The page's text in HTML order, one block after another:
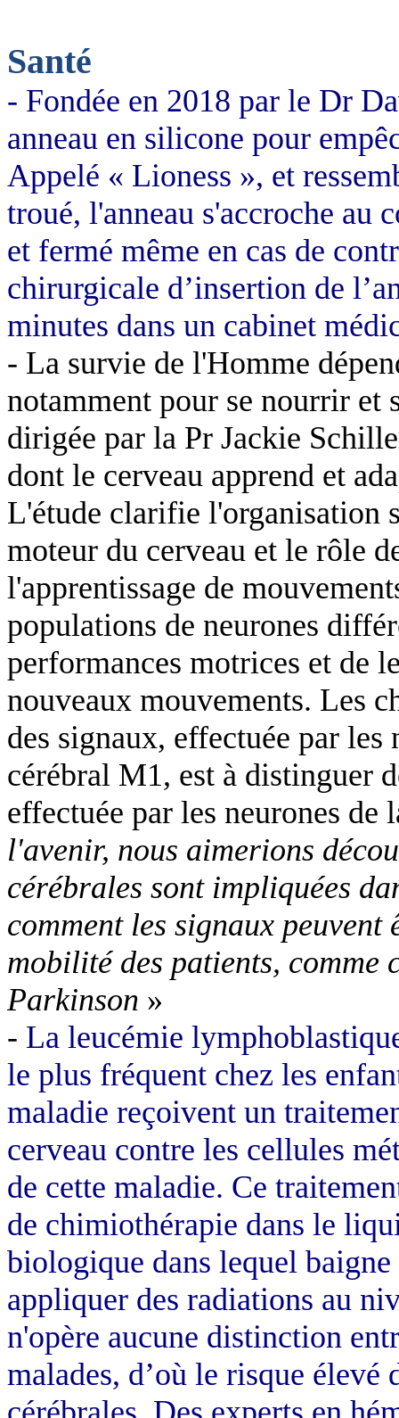
Santé
- Fondée en 2018 par le Dr
anneau en silicone pour
Appelé « Lioness », et
troué, l'anneau s'accroche au
et fermé même en cas de
chirurgicale d’insertion de
minutes dans un cabinet
- La survie de l'Homme
notamment pour se nourrir et
dirigée par la Pr Jackie
dont le cerveau apprend et
L'étude clarifie l'organisation
moteur du cerveau et le rôle
l'apprentissage de
populations de neurones
performances motrices et de
nouveaux mouvements. Les
des signaux, effectuée par
cérébral M1, est à distinguer
effectuée par les neurones
l'avenir, nous aimerions
cérébrales sont impliquées
comment les signaux
mobilité des patients, comme
Parkinson »
- La leucémie
le plus fréquent chez les
maladie reçoivent un
cerveau contre les cellules
de cette maladie. Ce
de chimiothérapie dans le
biologique dans lequel
appliquer des radiations au
n'opère aucune distinction
malades, d’où le risque élevé